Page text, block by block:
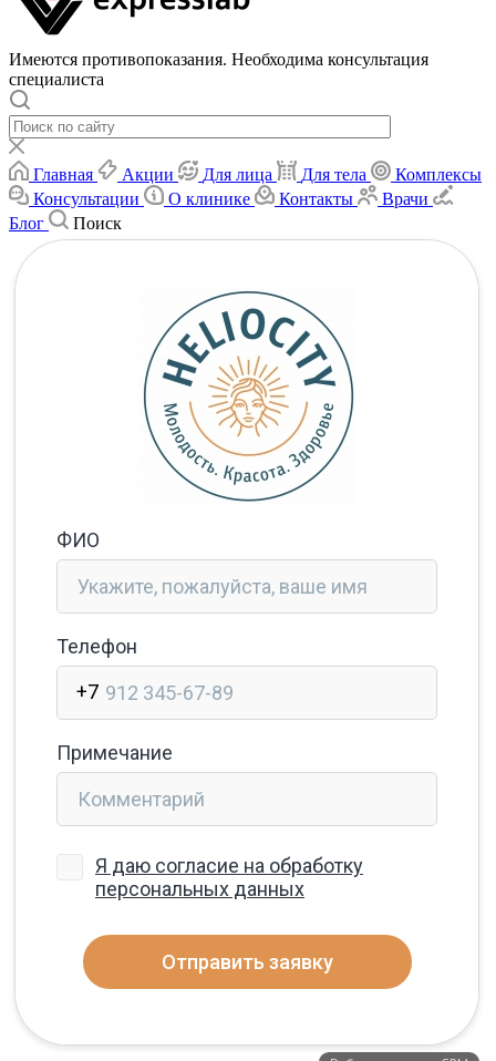
Имеются противопоказания. Необходима консультация
специалиста
Главная Акции Для лица Для тела
Комплексы
Консультации
О клинике Контакты
Врачи
Блог
Поиск